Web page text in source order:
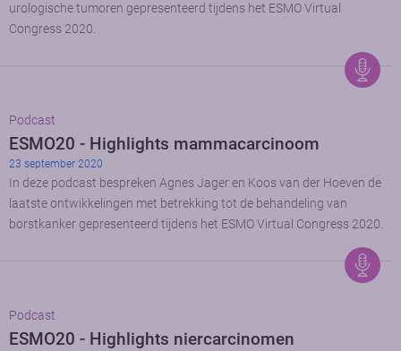
urologische tumoren gepresenteerd tijdens het ESMO Virtual
Congress 2020.
Podcast
ESMO20 - Highlights mammacarcinoom
23 september 2020
In deze podcast bespreken Agnes Jager en Koos van der Hoeven de
laatste ontwikkelingen met betrekking tot de behandeling van
borstkanker gepresenteerd tijdens het ESMO Virtual Congress 2020.
Podcast
ESMO20 - Highlights niercarcinomen